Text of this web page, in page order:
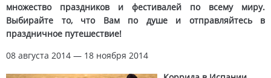
множество праздников и фестивалей по всему миру.
Выбирайте то, что Вам по душе и отправляйтесь в
праздничное путешествие!
08 августа 2014 — 18 ноября 2014